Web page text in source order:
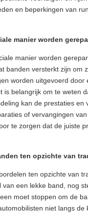
en beperkingen van
manier worden
manier worden
banden versterkt zijn om
worden uitgevoerd
is belangrijk om te weten
kan de prestaties
of vervangingen
te zorgen dat de juiste
ten opzichte van
ten opzichte van
een lekke band, nog
moet stoppen om de
niet langs